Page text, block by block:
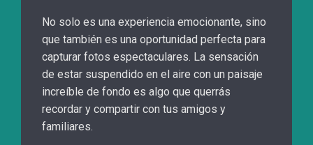
No solo es una experiencia emocionante, sino
que también es una oportunidad perfecta para
capturar fotos espectaculares. La sensación
de estar suspendido en el aire con un paisaje
increíble de fondo es algo que querrás
recordar y compartir con tus amigos y
familiares.